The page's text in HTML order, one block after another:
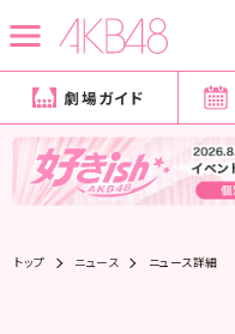
劇場ガイド
トップ ニュース ニュース詳細